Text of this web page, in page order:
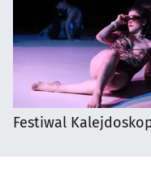
Festiwal